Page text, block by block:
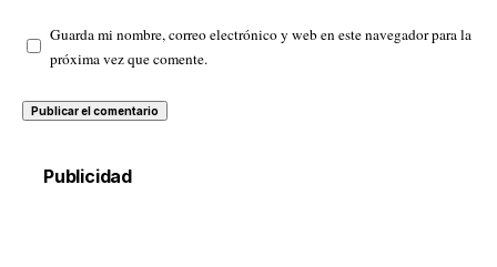
Guarda mi nombre, correo electrónico y web en este navegador para la
próxima vez que comente.
Publicidad